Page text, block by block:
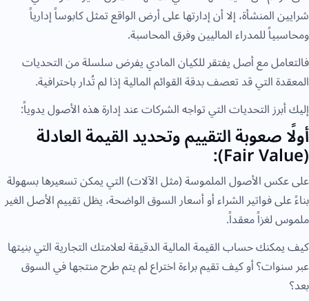
شرايين المنشأة، إلا أن إدارتها على أرض الواقع تمثل كابوساً إدارياً
ومحاسبياً للمدراء الماليين وفرق المحاسبة.
فالتعامل مع أصل يفتقر للكيان المادي يفرض سلسلة من التحديات
المعقدة التي قد تعصف بدقة القوائم المالية إذا لم تُدار باحترافية.
إليك أبرز التحديات التي تواجه الشركات عند إدارة هذه الأصول يدوياً:
أولًا صعوبة التقييم وتحديد القيمة العادلة
(Fair Value):
على عكس الأصول الملموسة (مثل الآلات) التي يمكن تسعيرها بسهولة
بناءً على فواتير الشراء أو أسعار السوق الواضحة، يظل تقييم الأصل الغير
ملموس لغزاً معقداً.
كيف يمكنك حساب القيمة المالية الدقيقة لعلامتك التجارية التي بنيتها
عبر سنوات؟ أو كيف تقيم براءة اختراع لم يتم طرح منتجها في السوق
بعد؟